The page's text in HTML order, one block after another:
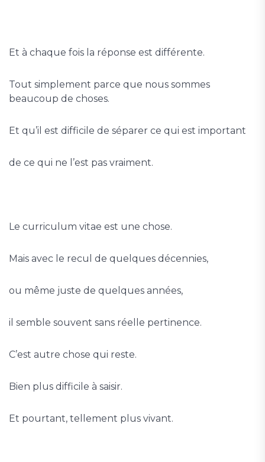
Et à chaque fois la réponse est différente.
Tout simplement parce que nous sommes
beaucoup de choses.
Et qu’il est difficile de séparer ce qui est important
de ce qui ne l’est pas vraiment.
Le curriculum vitae est une chose.
Mais avec le recul de quelques décennies,
ou même juste de quelques années,
il semble souvent sans réelle pertinence.
C’est autre chose qui reste.
Bien plus difficile à saisir.
Et pourtant, tellement plus vivant.